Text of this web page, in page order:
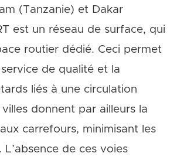
(Tanzanie) et Dakar
est un réseau de surface, qui
routier dédié. Ceci permet
service de qualité et la
liés à une circulation
donnent par ailleurs la
carrefours, minimisant les
de ces voies